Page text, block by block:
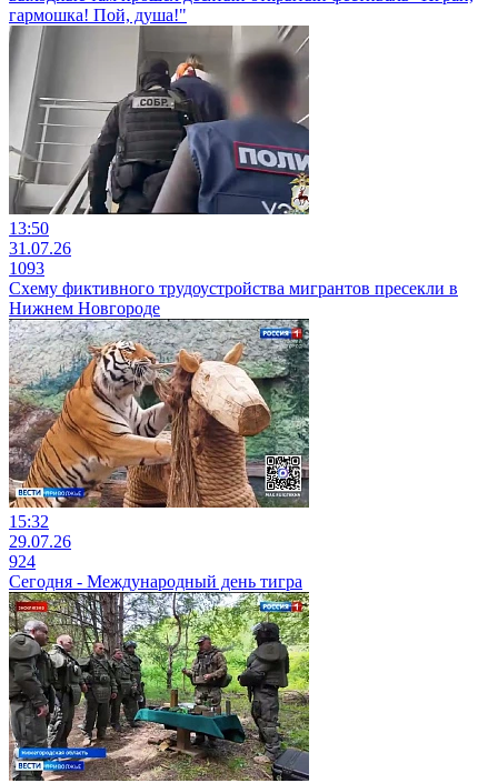
гармошка! Пой, душа!"
13:50
31.07.26
1093
Схему фиктивного трудоустройства мигрантов пресекли в
Нижнем Новгороде
15:32
29.07.26
924
Сегодня - Международный день тигра